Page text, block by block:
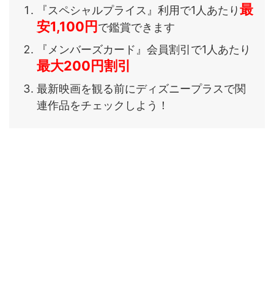
『スペシャルプライス』利用で1人あたり最
安1,100円で鑑賞できます
『メンバーズカード』会員割引で1人あたり
最大200円割引
最新映画を観る前にディズニープラスで関
連作品をチェックしよう！